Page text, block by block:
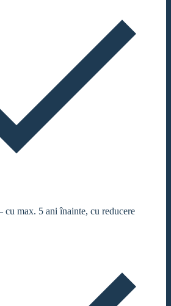
max. 5 ani înainte, cu reducere